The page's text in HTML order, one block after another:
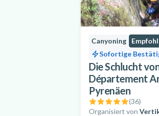
Canyoning
Sofortige
Die Schlucht
Département
Pyrenäen
(36)
Organisiert von